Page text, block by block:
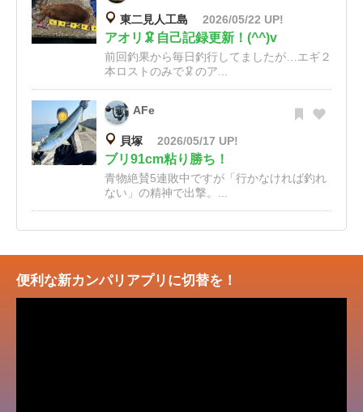
東二見人工島 2026/05/22 UP!
アオリ🦑自己記録更新！(^^)v
前回釣果から毎日釣行してましたが…エギ２
本ロストのみで🦑のア...
AFe
貝塚 2026/05/17 UP!
ブリ91cm粘り勝ち！
青物絶賛5連敗中ですが「行かなければ釣れ
ない」の精神で出撃。...
便利な新カンパリアプリに切替を！